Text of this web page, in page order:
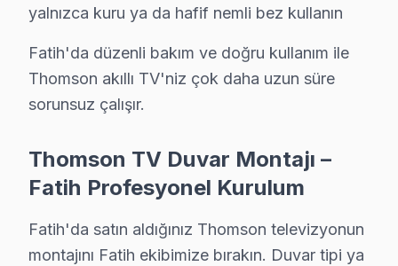
✓ Ücretsiz Arıza Tespiti
Thomson En Sık Arızalar: Sayısal Analiz
Fatih ilçesinde, teknik destek kayıtlarımızdan elde
Thomson televizyon modellerinin bölgemizdeki
Sonuç olarak, Fatih bölgesindeki Thomson
Fatih Mahallelerinde Thomson Servis
yalnızca kuru ya da hafif nemli bez kullanın
Fatih'da düzenli bakım ve doğru kullanım ile
Thomson akıllı TV'niz çok daha uzun süre
sorunsuz çalışır.
Thomson TV Duvar Montajı –
Fatih Profesyonel Kurulum
Fatih'da satın aldığınız Thomson televizyonun
montajını Fatih ekibimize bırakın. Duvar tipi ya